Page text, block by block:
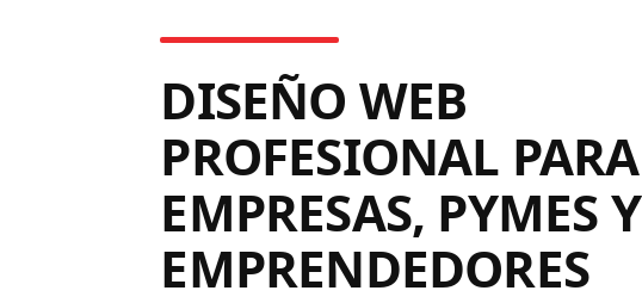
DISEÑO WEB
PROFESIONAL PARA
EMPRESAS, PYMES Y
EMPRENDEDORES